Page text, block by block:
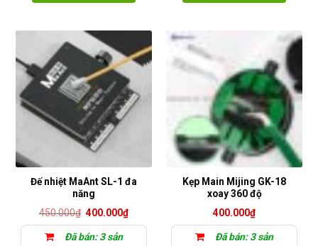
Đế nhiệt MaAnt SL-1 đa
năng
450.000₫ Giá
là:
450.000₫.
400.000₫Giá
Đã bán: 3 sản
Kẹp Main Mijing GK-18
xoay 360 độ
400.000₫
Đã bán: 3 sản